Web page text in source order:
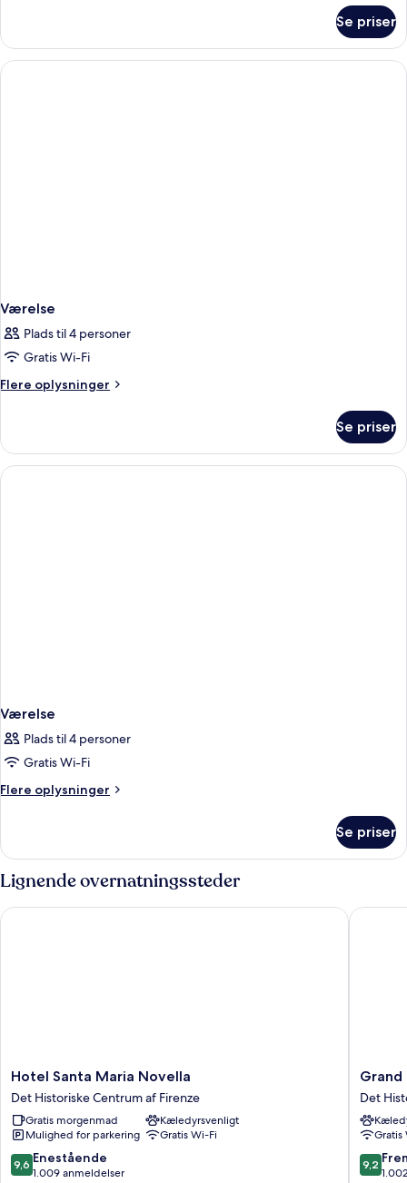
Se priser
Værelse
Plads til 4 personer
Gratis Wi-Fi
Flere oplysninger
Flere
Se priser
Værelse
Plads til 4 personer
Gratis Wi-Fi
Flere oplysninger
Flere
Se priser
Lignende overnatningssteder
Hotel
Santa
Maria
Novella
Det
Historiske
Centrum
Hotel Santa Maria Novella
Det Historiske Centrum af Firenze
Gratis morgenmad
Kæledyrsvenligt
Mulighed for parkering
Gratis Wi-Fi
9.6
ud
9,6 Enestående
1.009 anmeldelser
Hotel Santa Maria Novella
Grand
Hotel
Cavour
Det
af
Grand
Det
Gratis
9.2
ud
9,2
Grand